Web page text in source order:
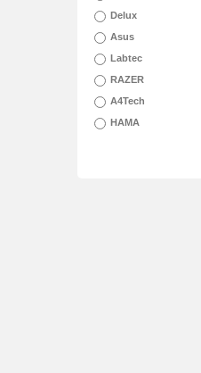
Delux
Asus
Labtec
RAZER
A4Tech
HAMA